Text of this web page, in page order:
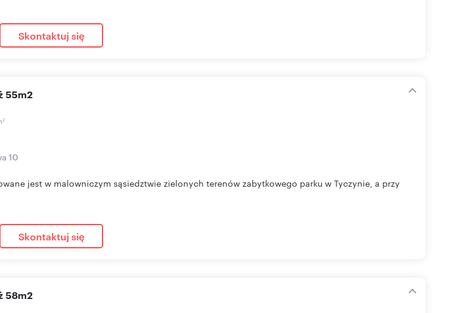
Skontaktuj się
2
55m2
10
jest w malowniczym sąsiedztwie zielonych terenów zabytkowego parku w Tyczynie, a przy
Skontaktuj się
58m2